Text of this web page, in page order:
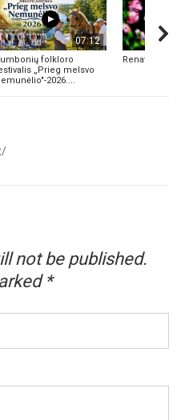
07:12
folkloro
„Prieg melsvo
2026....
Renata
not be published.
*